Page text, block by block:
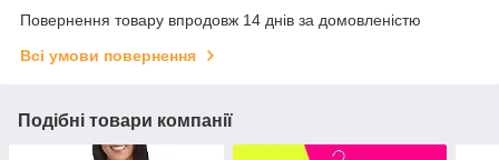
Повернення товару впродовж 14 днів за домовленістю
Всі умови повернення
Подібні товари компанії